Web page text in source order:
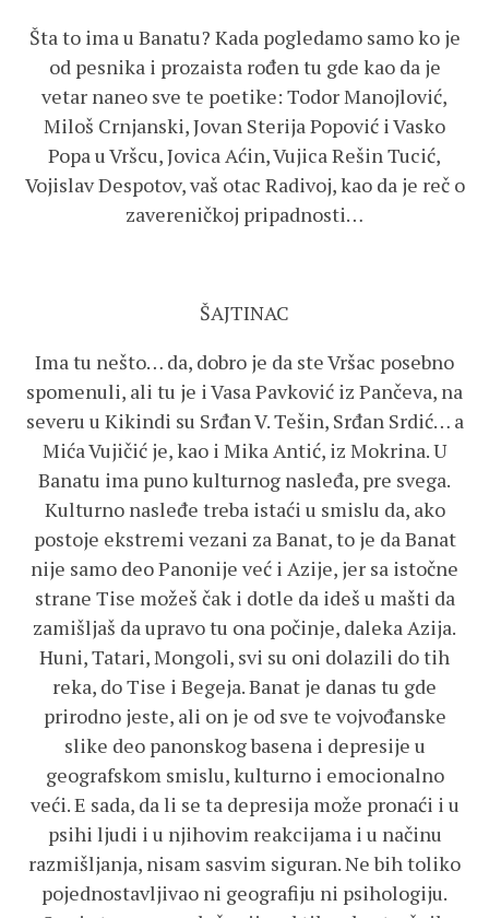
Šta to ima u Banatu? Kada pogledamo samo ko je
od pesnika i prozaista rođen tu gde kao da je
vetar naneo sve te poetike: Todor Manojlović,
Miloš Crnjanski, Jovan Sterija Popović i Vasko
Popa u Vršcu, Jovica Aćin, Vujica Rešin Tucić,
Vojislav Despotov, vaš otac Radivoj, kao da je reč o
zavereničkoj pripadnosti…
ŠAJTINAC
Ima tu nešto… da, dobro je da ste Vršac posebno
spomenuli, ali tu je i Vasa Pavković iz Pančeva, na
severu u Kikindi su Srđan V. Tešin, Srđan Srdić… a
Mića Vujičić je, kao i Mika Antić, iz Mokrina. U
Banatu ima puno kulturnog nasleđa, pre svega.
Kulturno nasleđe treba istaći u smislu da, ako
postoje ekstremi vezani za Banat, to je da Banat
nije samo deo Panonije već i Azije, jer sa istočne
strane Tise možeš čak i dotle da ideš u mašti da
zamišljaš da upravo tu ona počinje, daleka Azija.
Huni, Tatari, Mongoli, svi su oni dolazili do tih
reka, do Tise i Begeja. Banat je danas tu gde
prirodno jeste, ali on je od sve te vojvođanske
slike deo panonskog basena i depresije u
geografskom smislu, kulturno i emocionalno
veći. E sada, da li se ta depresija može pronaći i u
psihi ljudi i u njihovim reakcijama i u načinu
razmišljanja, nisam sasvim siguran. Ne bih toliko
pojednostavljivao ni geografiju ni psihologiju.